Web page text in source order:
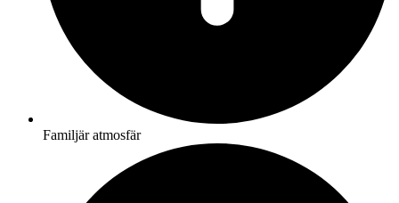
Familjär atmosfär